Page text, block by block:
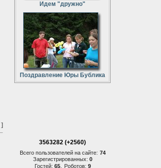
]
Идем "дружно"
Поздравление Юры Бублика
3563282 (+2560)
Всего пользователей на сайте: 74
Зарегистрированных: 0
Гостей: 65, Роботов: 9